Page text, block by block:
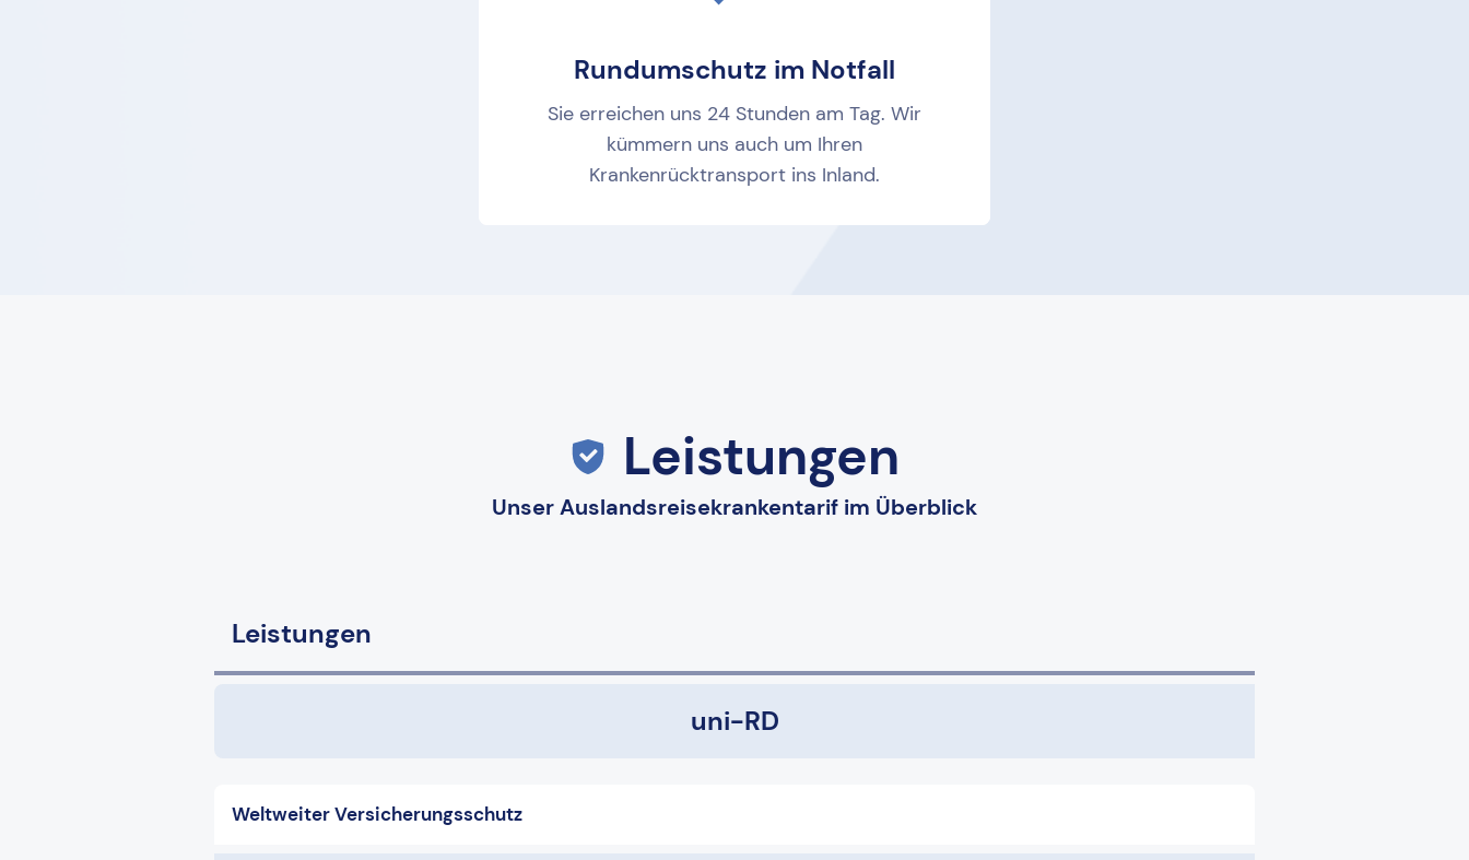
Rundumschutz im Notfall
Sie erreichen uns 24 Stunden am Tag. Wir
kümmern uns auch um Ihren
Krankenrücktransport ins Inland.
Leistungen
Unser Auslandsreisekrankentarif im Überblick
Leistungen
uni-RD
Weltweiter Versicherungsschutz